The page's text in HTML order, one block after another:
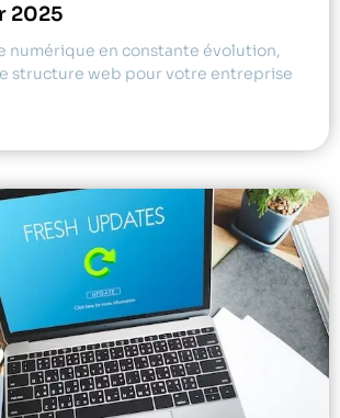
2025
numérique en constante évolution,
structure web pour votre entreprise